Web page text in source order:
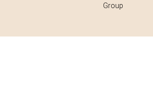
Group